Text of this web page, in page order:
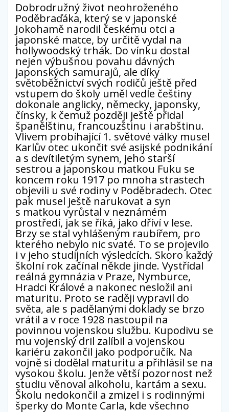
Dobrodružný život neohroženého
Poděbraďáka, který se v japonské
Jokohamě narodil českému otci a
japonské matce, by určitě vydal na
hollywoodský trhák. Do vínku dostal
nejen výbušnou povahu dávných
japonských samurajů, ale díky
světoběžnictví svých rodičů ještě před
vstupem do školy uměl vedle češtiny
dokonale anglicky, německy, japonsky,
čínsky, k čemuž později ještě přidal
španělštinu, francouzštinu i arabštinu.
Vlivem probíhající 1. světové války musel
Karlův otec ukončit své asijské podnikání
a s devítiletým synem, jeho starší
sestrou a japonskou matkou Fuku se
koncem roku 1917 po mnoha strastech
objevili u své rodiny v Poděbradech. Otec
pak musel ještě narukovat a syn
s matkou vyrůstal v neznámém
prostředí, jak se říká, jako dříví v lese.
Brzy se stal vyhlášeným raubířem, pro
kterého nebylo nic svaté. To se projevilo
i v jeho studijních výsledcích. Skoro každý
školní rok začínal někde jinde. Vystřídal
reálná gymnázia v Praze, Nymburce,
Hradci Králové a nakonec nesložil ani
maturitu. Proto se raději vypravil do
světa, ale s padělanými doklady se brzo
vrátil a v roce 1928 nastoupil na
povinnou vojenskou službu. Kupodivu se
mu vojenský dril zalíbil a vojenskou
kariéru zakončil jako podporučík. Na
vojně si dodělal maturitu a přihlásil se na
vysokou školu. Jenže větší pozornost než
studiu věnoval alkoholu, kartám a sexu.
Školu nedokončil a zmizel i s rodinnými
šperky do Monte Carla, kde všechno